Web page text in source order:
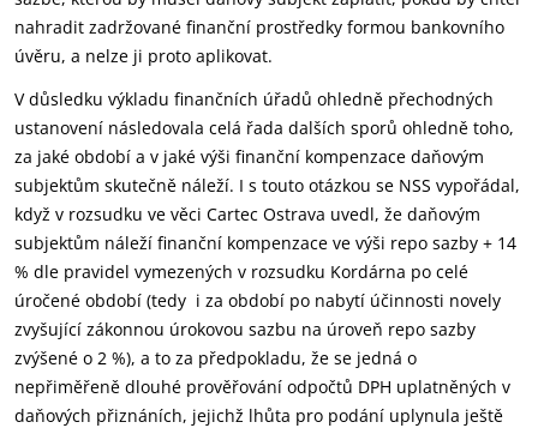
nahradit zadržované finanční prostředky formou bankovního
úvěru, a nelze ji proto aplikovat.
V důsledku výkladu finančních úřadů ohledně přechodných
ustanovení následovala celá řada dalších sporů ohledně toho,
za jaké období a v jaké výši finanční kompenzace daňovým
subjektům skutečně náleží. I s touto otázkou se NSS vypořádal,
když v rozsudku ve věci Cartec Ostrava uvedl, že daňovým
subjektům náleží finanční kompenzace ve výši repo sazby + 14
% dle pravidel vymezených v rozsudku Kordárna po celé
úročené období (tedy i za období po nabytí účinnosti novely
zvyšující zákonnou úrokovou sazbu na úroveň repo sazby
zvýšené o 2 %), a to za předpokladu, že se jedná o
nepřiměřeně dlouhé prověřování odpočtů DPH uplatněných v
daňových přiznáních, jejichž lhůta pro podání uplynula ještě